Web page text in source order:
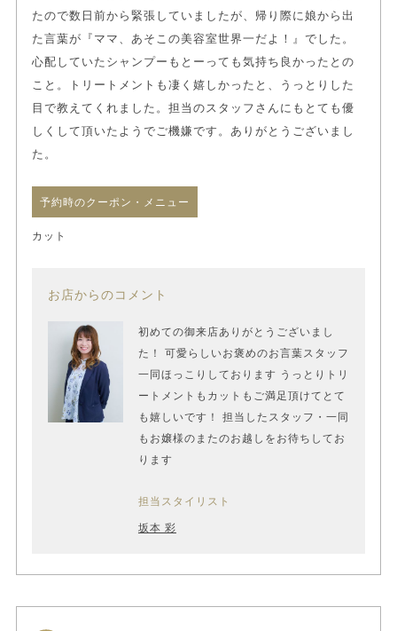
たので数日前から緊張していましたが、帰り際に娘から出
た言葉が『ママ、あそこの美容室世界一だよ！』でした。
心配していたシャンプーもとーっても気持ち良かったとの
こと。トリートメントも凄く嬉しかったと、うっとりした
目で教えてくれました。担当のスタッフさんにもとても優
しくして頂いたようでご機嫌です。ありがとうございまし
た。
予約時のクーポン・メニュー
カット
お店からのコメント
初めての御来店ありがとうございまし
た！ 可愛らしいお褒めのお言葉スタッフ
一同ほっこりしております うっとりトリ
ートメントもカットもご満足頂けてとて
も嬉しいです！ 担当したスタッフ・一同
もお嬢様のまたのお越しをお待ちしてお
ります
担当スタイリスト
坂本 彩